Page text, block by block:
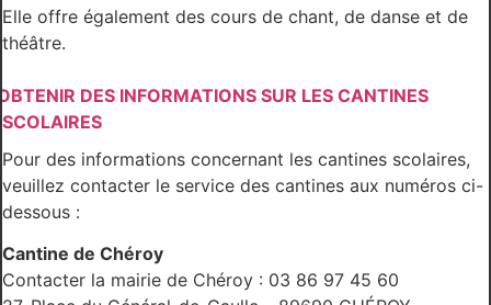
Elle offre également des cours de chant, de danse et de
théâtre.
DES INFORMATIONS SUR LES CANTINES
SCOLAIRES
Pour des informations concernant les cantines scolaires,
veuillez contacter le service des cantines aux numéros ci-
dessous :
Cantine de Chéroy
Contacter la mairie de Chéroy : 03 86 97 45 60